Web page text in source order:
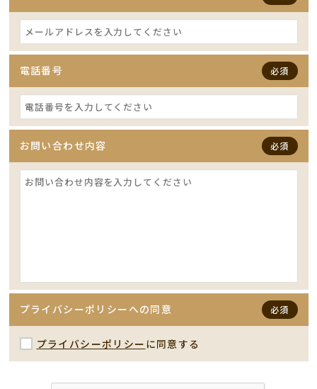
電話番号 必須
お問い合わせ内容 必須
プライバシーポリシーへの同意 必須
プライバシーポリシー に同意する